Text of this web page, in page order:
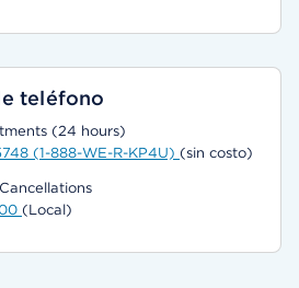
teléfono
(24 hours)
(1-888-WE-R-KP4U) (sin costo)
(Local)